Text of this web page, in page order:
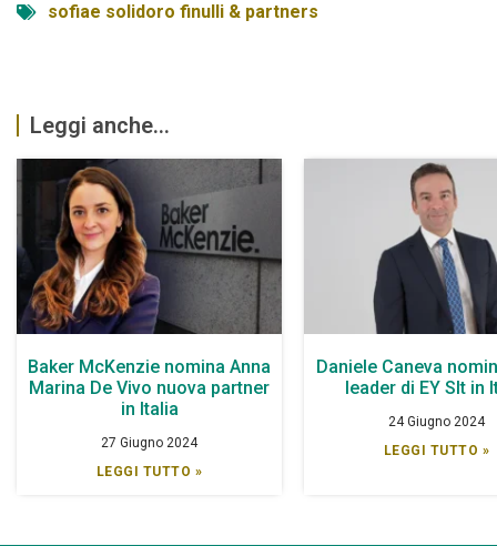
sofiae solidoro finulli & partners
Leggi anche...
Baker McKenzie nomina Anna
Marina De Vivo nuova partner
in Italia
27 Giugno 2024
LEGGI TUTTO »
Daniele Caneva
leader di EY Slt in
24 Giugno 2024
LEGGI TUTTO »